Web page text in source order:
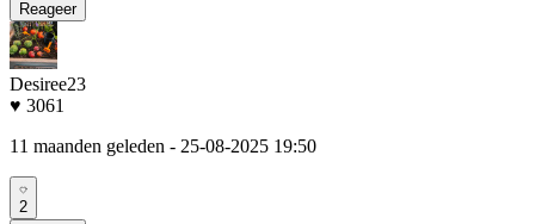
Reageer
Desiree23
♥ 3061
11 maanden geleden - 25-08-2025 19:50
2